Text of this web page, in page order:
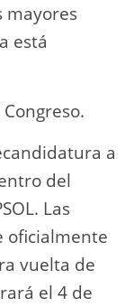
mayores
está
a
del
Las
oficialmente
vuelta de
el 4 de